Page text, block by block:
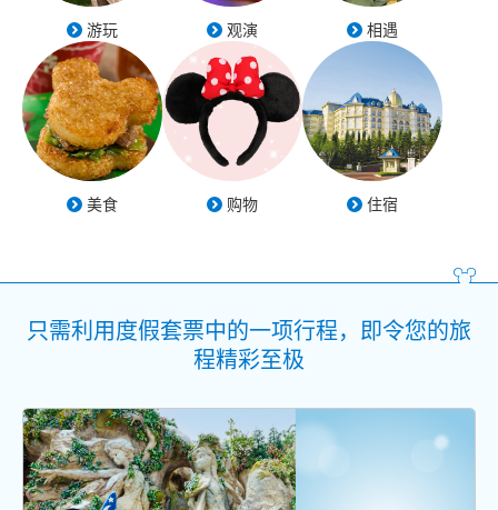
游玩 观演 相遇
美食 购物 住宿
只需利用度假套票中的一项行程，即令您的旅
程精彩至极